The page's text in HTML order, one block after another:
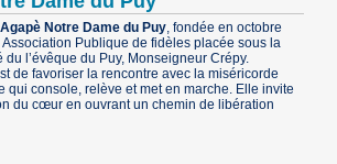
Agapè Notre Dame du Puy , fondée en octobre
Association Publique de fidèles placée sous la
l’évêque du Puy, Monseigneur Crépy.
de favoriser la rencontre avec la miséricorde
qui console, relève et met en marche. Elle invite
du cœur en ouvrant un chemin de libération